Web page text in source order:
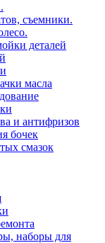
съемники.
деталей
масла
и антифризов
бочек
смазок
наборы для